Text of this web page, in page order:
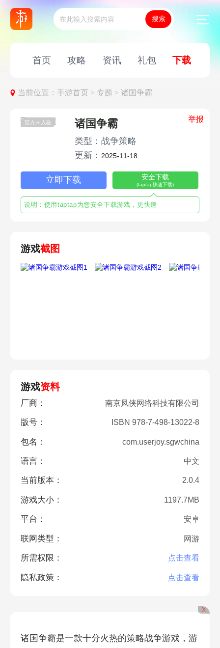
首页 攻略 资讯 礼包 下载
当前位置：手游首页 >专题 >诸国争霸
官方未入驻 举报
诸国争霸
类型：战争策略
更新： 2025-11-18
立即下载 安全下载
(taptap快速下载)
说明：使用taptap为您安全下载游戏，更快速
游戏截图
游戏资料
厂商： 南京凤侠网络科技有限公司
版号： ISBN 978-7-498-13022-8
包名： com.userjoy.sgwchina
语言： 中文
当前版本： 2.0.4
游戏大小： 1197.7MB
平台： 安卓
联网类型： 网游
所需权限： 点击查看
隐私政策： 点击查看
X
诸国争霸是一款十分火热的策略战争游戏，游